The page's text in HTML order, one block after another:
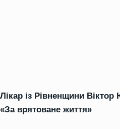
Лікар із Рівненщини
«За врятоване життя»